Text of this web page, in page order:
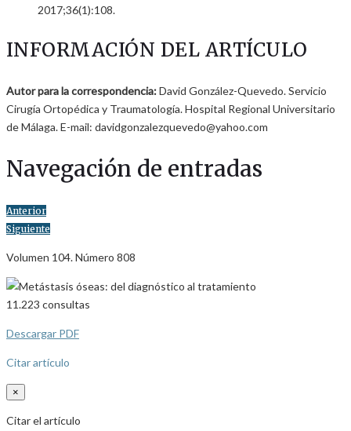
2017;36(1):108.
INFORMACIÓN DEL ARTÍCULO
Autor para la correspondencia:David González-Quevedo. Servicio
Cirugía Ortopédica y Traumatología. Hospital Regional Universitario
de Málaga. E-mail: davidgonzalezquevedo@yahoo.com
Navegación de entradas
Anterior
Siguiente
Volumen 104. Número 808
11.223 consultas
Descargar PDF
Citar artículo
×
Citar el artículo